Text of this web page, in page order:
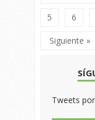
5 6
Siguiente »
Tweets